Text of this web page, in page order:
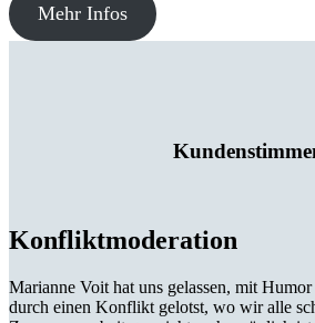
Mehr Infos
Konfliktmoderation
Marianne Voit hat uns gelassen, mit
durch einen Konflikt gelotst, wo wir alle